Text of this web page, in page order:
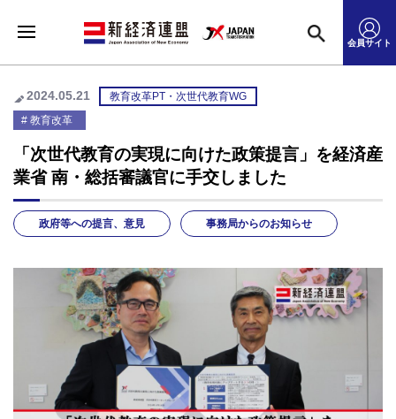
会員サイト
2024.05.21
教育改革PT・次世代教育WG
教育改革
「次世代教育の実現に向けた政策提言」を経済産
業省 南・総括審議官に手交しました
政府等への提言、意見 事務局からのお知らせ